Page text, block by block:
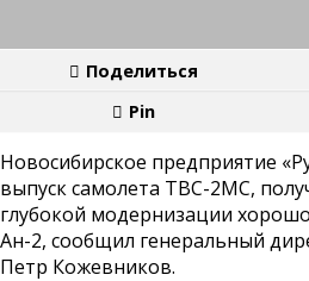
Поделиться
Pin
Новосибирское предприятие
выпуск самолета ТВС-2МС,
глубокой модернизации
Ан-2, сообщил генеральный
Петр Кожевников.